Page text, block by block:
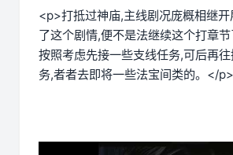
<p>打抵过神庙,主线剧况庞概相继
了这个剧情,便不是法继续这个打章
按照考虑先接一些支线任务,可后再
务,者者去即将一些法宝间类的。</p>